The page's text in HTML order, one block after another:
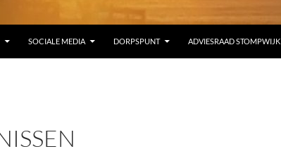
SOCIALE MEDIA DORPSPUNT ADVIESRAAD STOMPWIJK